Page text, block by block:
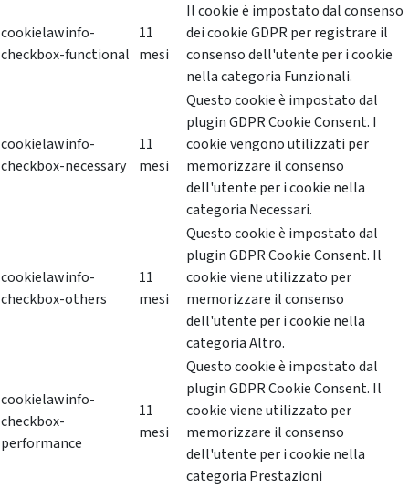
cookielawinfo-
checkbox-functional
11
mesi
Il cookie è impostato dal consenso
dei cookie GDPR per registrare il
consenso dell'utente per i cookie
nella categoria Funzionali.
cookielawinfo-
checkbox-necessary
11
mesi
Questo cookie è impostato dal
plugin GDPR Cookie Consent. I
cookie vengono utilizzati per
memorizzare il consenso
dell'utente per i cookie nella
categoria Necessari.
cookielawinfo-
checkbox-others
11
mesi
Questo cookie è impostato dal
plugin GDPR Cookie Consent. Il
cookie viene utilizzato per
memorizzare il consenso
dell'utente per i cookie nella
categoria Altro.
cookielawinfo-
checkbox-
performance
11
mesi
Questo cookie è impostato dal
plugin GDPR Cookie Consent. Il
cookie viene utilizzato per
memorizzare il consenso
dell'utente per i cookie nella
categoria Prestazioni